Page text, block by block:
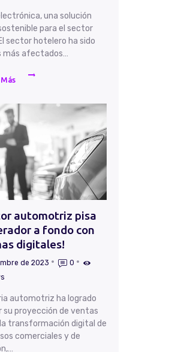
una solución
para el sector
sector hotelero ha sido
más afectados…
automotriz pisa
a fondo con
digitales!
de 2023
0
automotriz ha logrado
su proyección de ventas
transformación digital de
comerciales y de